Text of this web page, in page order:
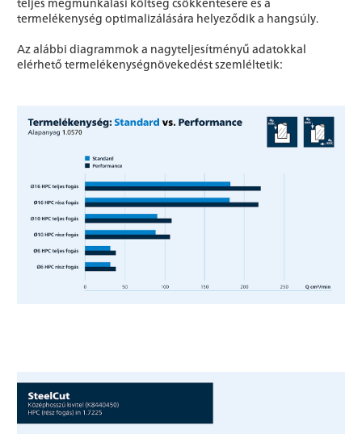
termelékenység optimalizálására helyeződik a hangsúly.
Az alábbi diagrammok a nagyteljesítményű adatokkal
elérhető termelékenységnövekedést szemléltetik: